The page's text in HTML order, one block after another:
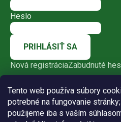
Tento web používa súbory
potrebné na fungovanie
použijeme iba s vaším
Heslo
PRIHLÁSIŤ SA
Nová registráciaZabudnuté